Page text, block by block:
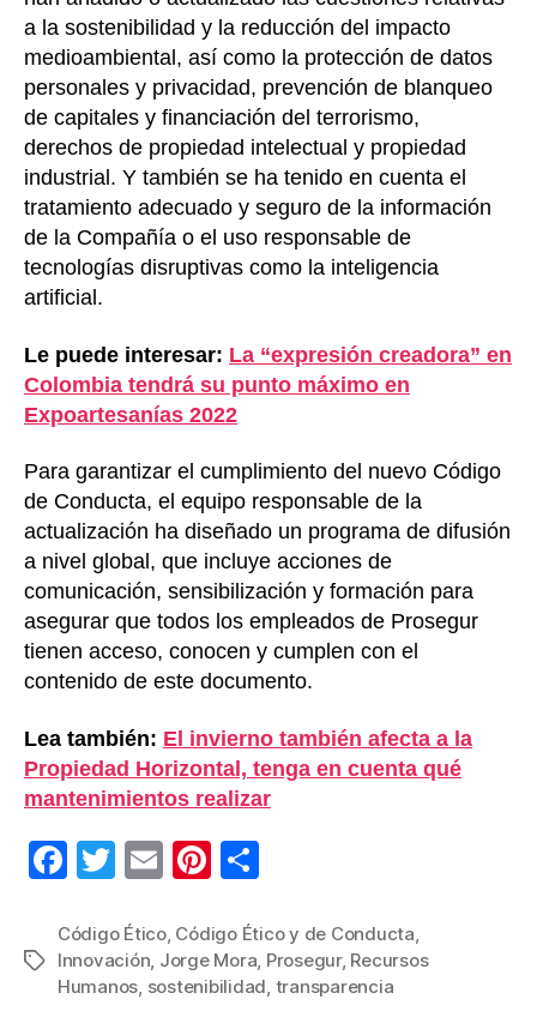
a la sostenibilidad y la reducción del impacto
medioambiental, así como la protección de datos
personales y privacidad, prevención de blanqueo
de capitales y financiación del terrorismo,
derechos de propiedad intelectual y propiedad
industrial. Y también se ha tenido en cuenta el
tratamiento adecuado y seguro de la información
de la Compañía o el uso responsable de
tecnologías disruptivas como la inteligencia
artificial.
Le puede interesar: La “expresión creadora” en
Colombia tendrá su punto máximo en
Expoartesanías 2022
Para garantizar el cumplimiento del nuevo Código
de Conducta, el equipo responsable de la
actualización ha diseñado un programa de difusión
a nivel global, que incluye acciones de
comunicación, sensibilización y formación para
asegurar que todos los empleados de Prosegur
tienen acceso, conocen y cumplen con el
contenido de este documento.
Lea también: El invierno también afecta a la
Propiedad Horizontal, tenga en cuenta qué
mantenimientos realizar
F
c
e
T
tt
er
E
ail
Pi
er
e
m
p
Etiquetas
Código Ético, Código Ético y de Conducta,
Innovación, Jorge Mora, Prosegur, Recursos
Humanos, sostenibilidad, transparencia